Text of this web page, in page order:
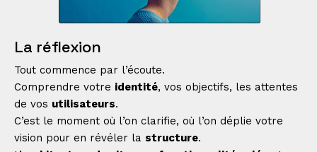
La réflexion
Tout commence par l’écoute.
Comprendre votre identité, vos objectifs, les attentes
de vos utilisateurs.
C’est le moment où l’on clarifie, où l’on déplie votre
vision pour en révéler la structure.